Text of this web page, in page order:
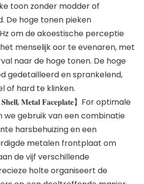
toon zonder modder of
De hoge tonen pieken
om de akoestische perceptie
menselijk oor te evenaren, met
naar de hoge tonen. De hoge
gedetailleerd en sprankelend,
of hard te klinken.
𝐒𝐡𝐞𝐥𝐥, 𝐌𝐞𝐭𝐚𝐥 𝐅𝐚𝐜𝐞𝐩𝐥𝐚𝐭𝐞】For optimale
we gebruik van een combinatie
harsbehuizing en een
metalen frontplaat om
de vijf verschillende
holte organiseert de